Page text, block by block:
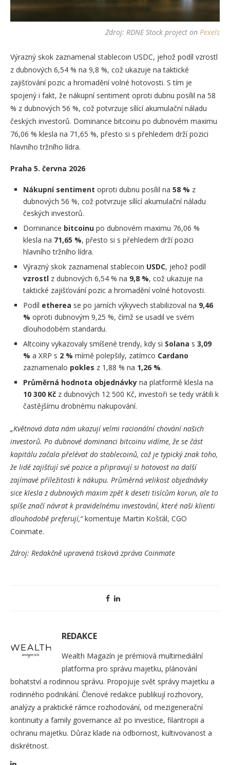
Zdroj: RDNE Stock project on Pexels
Výrazný skok zaznamenal stablecoin USDC, jehož podíl vzrostl
z dubnových 6,54 % na 9,8 %, což ukazuje na taktické
zajišťování pozic a hromadění volné hotovosti. S tím je
spojený i fakt, že nákupní sentiment oproti dubnu posílil na 58
% z dubnových 56 %, což potvrzuje sílící akumulační náladu
českých investorů. Dominance bitcoinu po dubnovém maximu
76,06 % klesla na 71,65 %, přesto si s přehledem drží pozici
hlavního tržního lídra.
Praha 5. června 2026
Nákupní sentiment oproti dubnu posílil na 58 % z
dubnových 56 %, což potvrzuje sílící akumulační náladu
českých investorů.
Dominance bitcoinu po dubnovém maximu 76,06 %
klesla na 71,65 %, přesto si s přehledem drží pozici
hlavního tržního lídra.
Výrazný skok zaznamenal stablecoin USDC, jehož podíl
vzrostl z dubnových 6,54 % na 9,8 %, což ukazuje na
taktické zajišťování pozic a hromadění volné hotovosti.
Podíl etherea se po jarních výkyvech stabilizoval na 9,46
% oproti dubnovým 9,25 %, čímž se usadil ve svém
dlouhodobém standardu.
Altcoiny vykazovaly smíšené trendy, kdy si Solana s 3,09
% a XRP s 2 % mírně polepšily, zatímco Cardano
zaznamenalo pokles z 1,88 % na 1,26 %.
Průměrná hodnota objednávky na platformě klesla na
10 300 Kč z dubnových 12 500 Kč, investoři se tedy vrátili k
častějšímu drobnému nakupování.
„Květnová data nám ukazují velmi racionální chování našich
investorů. Po dubnové dominanci bitcoinu vidíme, že se část
kapitálu začala přelévat do stablecoinů, což je typický znak toho,
že lidé zajišťují své pozice a připravují si hotovost na další
zajímavé příležitosti k nákupu. Průměrná velikost objednávky
sice klesla z dubnových maxim zpět k deseti tisícům korun, ale to
spíše značí návrat k pravidelnému investování, které naši klienti
dlouhodobě preferují,“komentuje Martin Košťál, CGO
Coinmate.
Zdroj: Redakčně upravená tisková zpráva Coinmate
REDAKCE
Wealth Magazín je prémiová multimediální
platforma pro správu majetku, plánování
bohatství a rodinnou správu. Propojuje svět správy majetku a
rodinného podnikání. Členové redakce publikují rozhovory,
analýzy a praktické rámce rozhodování, od mezigenerační
kontinuity a family governance až po investice, filantropii a
ochranu majetku. Důraz klade na odbornost, kultivovanost a
diskrétnost.